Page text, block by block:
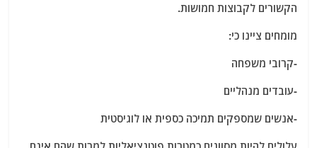
הקשורים לקבוצות חמושות.
מומחים ציינו כי:
-קרובי משפחה
-עובדים מנהליים
-אנשים שמספקים תמיכה כספית או לוגיסטית